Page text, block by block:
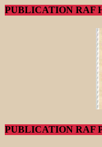
PUBLICATION RAF
PUBLICATION RAF